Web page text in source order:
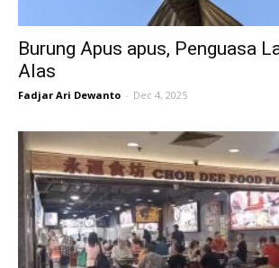
Burung Apus apus, Penguasa
Alas
Fadjar Ari Dewanto - Dec 4, 2025